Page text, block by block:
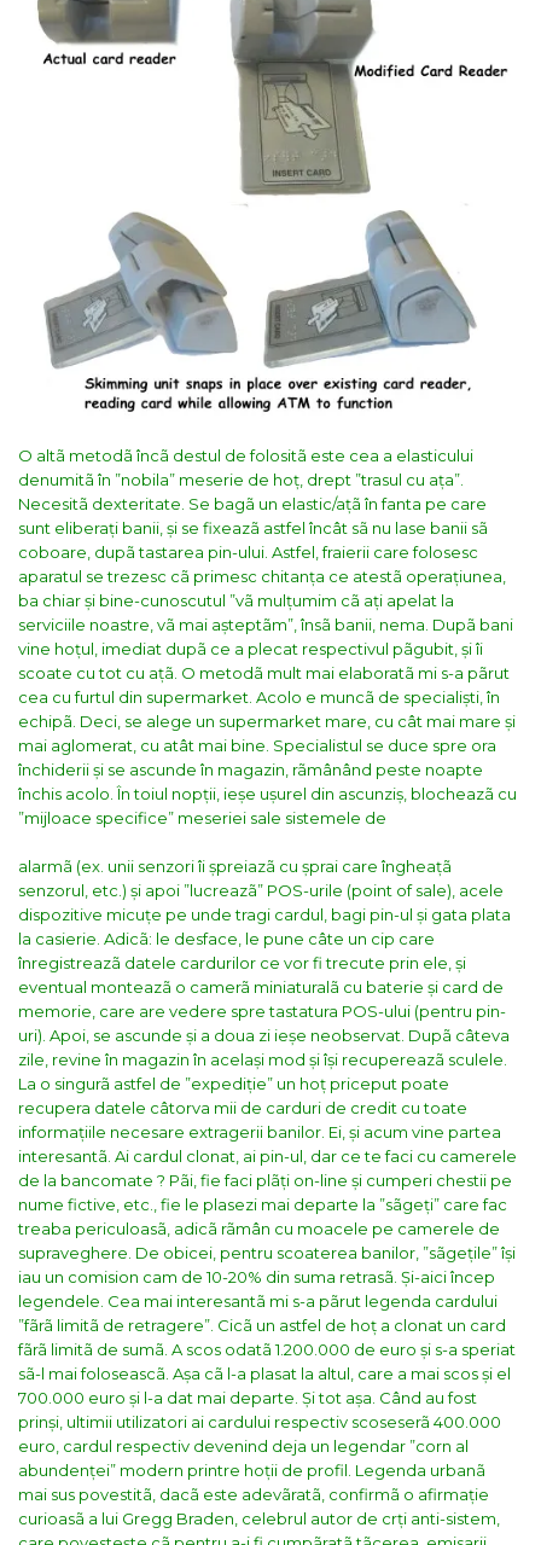
O altã metodã încã destul de folositã este cea a elasticului
denumitã în ”nobila” meserie de hoț, drept ”trasul cu ața”.
Necesitã dexteritate. Se bagã un elastic/ațã în fanta pe care
sunt eliberați banii, și se fixeazã astfel încât sã nu lase banii sã
coboare, dupã tastarea pin-ului. Astfel, fraierii care folosesc
aparatul se trezesc cã primesc chitanța ce atestã operațiunea,
ba chiar și bine-cunoscutul ”vã mulțumim cã ați apelat la
serviciile noastre, vã mai așteptãm”, însã banii, nema. Dupã bani
vine hoțul, imediat dupã ce a plecat respectivul pãgubit, și îi
scoate cu tot cu ațã. O metodã mult mai elaboratã mi s-a pãrut
cea cu furtul din supermarket. Acolo e muncã de specialiști, în
echipã. Deci, se alege un supermarket mare, cu cât mai mare și
mai aglomerat, cu atât mai bine. Specialistul se duce spre ora
închiderii și se ascunde în magazin, rãmânând peste noapte
închis acolo. În toiul nopții, ieșe ușurel din ascunziș, blocheazã cu
”mijloace specifice” meseriei sale sistemele de
alarmã (ex. unii senzori îi șpreiazã cu șprai care îngheațã
senzorul, etc.) și apoi ”lucreazã” POS-urile (point of sale), acele
dispozitive micuțe pe unde tragi cardul, bagi pin-ul și gata plata
la casierie. Adicã: le desface, le pune câte un cip care
înregistreazã datele cardurilor ce vor fi trecute prin ele, și
eventual monteazã o camerã miniaturalã cu baterie și card de
memorie, care are vedere spre tastatura POS-ului (pentru pin-
uri). Apoi, se ascunde și a doua zi ieșe neobservat. Dupã câteva
zile, revine în magazin în același mod și își recupereazã sculele.
La o singurã astfel de ”expediție” un hoț priceput poate
recupera datele câtorva mii de carduri de credit cu toate
informațiile necesare extragerii banilor. Ei, și acum vine partea
interesantã. Ai cardul clonat, ai pin-ul, dar ce te faci cu camerele
de la bancomate ? Pãi, fie faci plãți on-line și cumperi chestii pe
nume fictive, etc., fie le plasezi mai departe la ”sãgeți” care fac
treaba periculoasã, adicã rãmân cu moacele pe camerele de
supraveghere. De obicei, pentru scoaterea banilor, ”sãgețile” își
iau un comision cam de 10-20% din suma retrasã. Și-aici încep
legendele. Cea mai interesantã mi s-a pãrut legenda cardului
”fãrã limitã de retragere”. Cicã un astfel de hoț a clonat un card
fãrã limitã de sumã. A scos odatã 1.200.000 de euro și s-a speriat
sã-l mai foloseascã. Așa cã l-a plasat la altul, care a mai scos și el
700.000 euro și l-a dat mai departe. Și tot așa. Când au fost
prinși, ultimii utilizatori ai cardului respectiv scoseserã 400.000
euro, cardul respectiv devenind deja un legendar ”corn al
abundenței” modern printre hoții de profil. Legenda urbanã
mai sus povestitã, dacã este adevãratã, confirmã o afirmație
curioasã a lui Gregg Braden, celebrul autor de crți anti-sistem,